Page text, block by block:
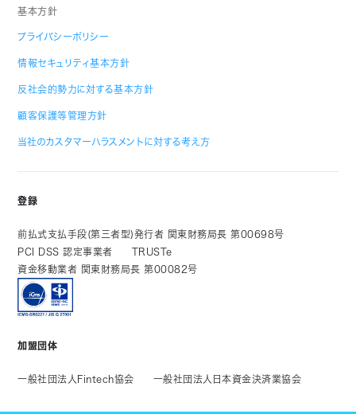
基本方針
プライバシーポリシー
情報セキュリティ基本方針
反社会的勢力に対する基本方針
顧客保護等管理方針
当社のカスタマーハラスメントに対する考え方
登録
前払式支払手段(第三者型)発行者 関東財務局長 第00698号
PCI DSS 認定事業者
TRUSTe
資金移動業者 関東財務局長 第00082号
加盟団体
一般社団法人Fintech協会 一般社団法人日本資金決済業協会